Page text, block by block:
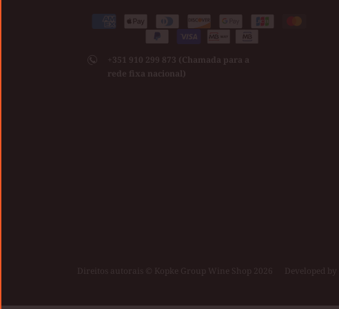
Medios
pago
aceptados
American
Apple
pay
Diners
club
DiscoverGoogle
pay
Jcb
Master
PaypalVisa
+351 910 299 873 (Chamada para a
rede fixa nacional)
Direitos autorais © Kopke Group Wine Shop 2026 Developed by